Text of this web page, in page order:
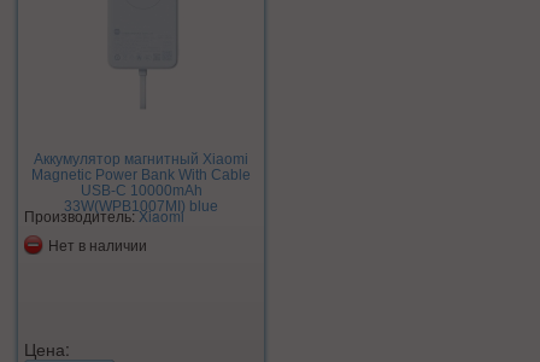
Аккумулятор магнитный Xiaomi
Magnetic Power Bank With Cable
USB-C 10000mAh
33W(WPB1007MI) blue
Производитель:Xiaomi
Нет в наличии
Цена: